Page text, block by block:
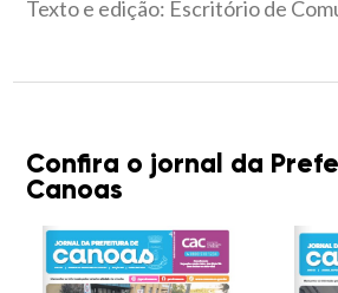
Texto e edição: Escritório de
Confira o jornal da
Canoas